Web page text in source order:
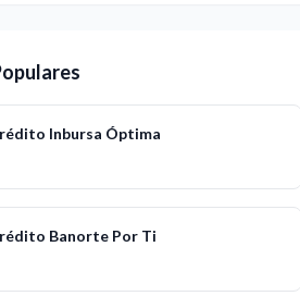
Inbursa Óptima
Banorte Por Ti